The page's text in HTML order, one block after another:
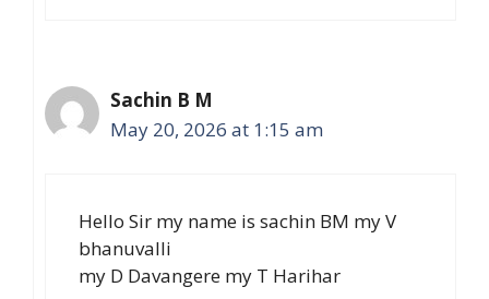
Sachin B M
May 20, 2026 at 1:15 am
Hello Sir my name is sachin BM my V
bhanuvalli
my D Davangere my T Harihar